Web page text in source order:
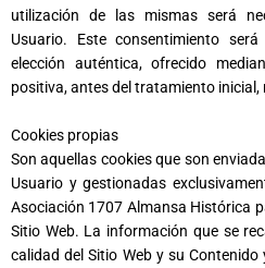
utilización de las mismas será
Usuario. Este consentimiento
elección auténtica, ofrecido
positiva, antes del tratamiento
Cookies propias
Son aquellas cookies que son
Usuario y gestionadas
Asociación 1707 Almansa Histórica
Sitio Web. La información que se
calidad del Sitio Web y su